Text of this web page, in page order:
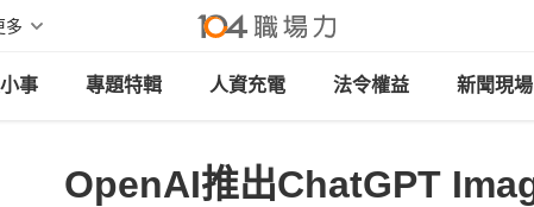
多
事 專題特輯 人資充電 法令權益 新聞現場
OpenAI推出ChatGPT